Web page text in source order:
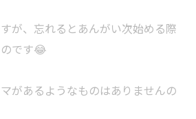
が、忘れるとあんがい次始める際
です😂
があるようなものはありませんの